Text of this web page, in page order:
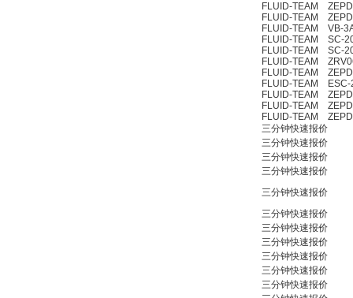
FLUID-TEAM
FLUID-TEAM
FLUID-TEAM VB-
FLUID-TEAM SC-
FLUID-TEAM SC-
FLUID-TEAM
FLUID-TEAM
FLUID-TEAM ESC-
FLUID-TEAM
FLUID-TEAM
FLUID-TEAM
三分钟快速报价
三分钟快速报价
三分钟快速报价
三分钟快速报价
三分钟快速报价
三分钟快速报价
三分钟快速报价
三分钟快速报价
三分钟快速报价
三分钟快速报价
三分钟快速报价